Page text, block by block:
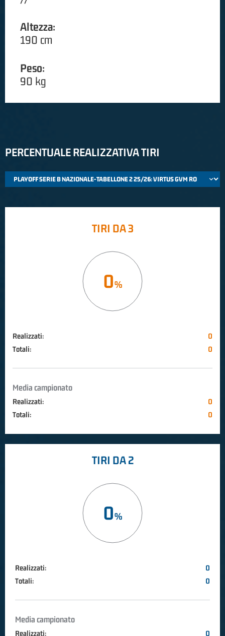
Altezza:
190 cm
Peso:
90 kg
PERCENTUALE REALIZZATIVA TIRI
TIRI DA 3
0
Realizzati:
0
Totali:
0
Media campionato
Realizzati:
0
Totali:
0
TIRI DA 2
0
Realizzati:
0
Totali:
0
Media campionato
Realizzati: 0